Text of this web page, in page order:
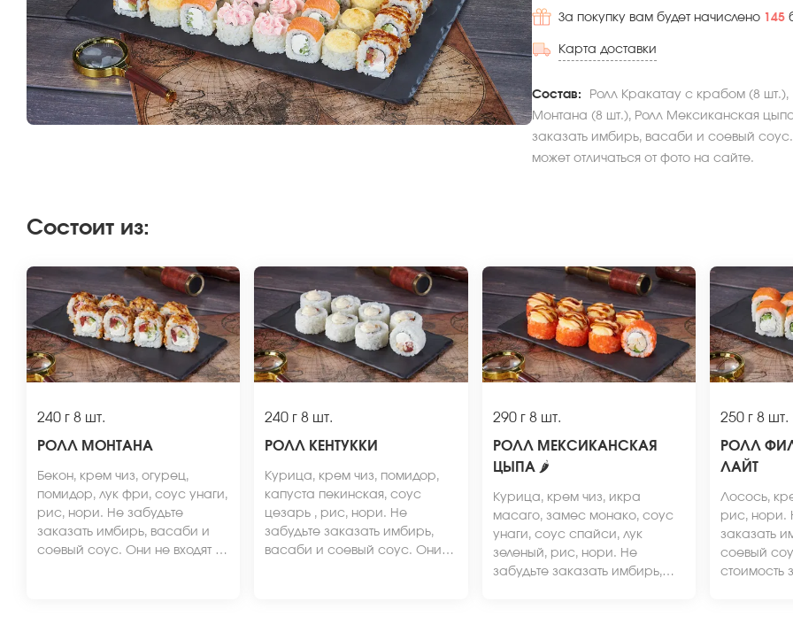
За покупку вам будет начислено 145
Карта доставки
Состав:
Ролл Кракатау с крабом (8 шт.),
Монтана (8 шт.), Ролл Мексиканская
заказать имбирь, васаби и соевый
может отличаться от фото на сайте.
Состоит из:
240 г 8 шт.
РОЛЛ МОНТАНА
Бекон, крем чиз, огурец,
помидор, лук фри, соус унаги,
рис, нори. Не забудьте
заказать имбирь, васаби и
соевый соус. Они не входят в
240 г 8 шт.
РОЛЛ КЕНТУККИ
Курица, крем чиз, помидор,
капуста пекинская, соус
цезарь , рис, нори. Не
забудьте заказать имбирь,
васаби и соевый соус. Они
290 г8 шт.
РОЛЛ МЕКСИКАНСКАЯ
ЦЫПА🌶
Курица, крем чиз, икра
масаго, замес монако, соус
унаги, соус спайси, лук
зеленый, рис, нори. Не
забудьте заказать имбирь,
250 г8 шт.
РОЛЛ
ЛАЙТ
Лосось,
рис, нори.
заказать
соевый
стоимость